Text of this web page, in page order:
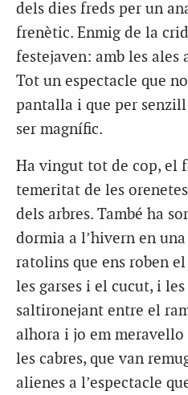
dels dies freds per un
frenètic. Enmig de la
festejaven: amb les
Tot un espectacle que
pantalla i que per
ser magnífic.
Ha vingut tot de cop, el
temeritat de les
dels arbres. També ha
dormia a l’hivern en
ratolins que ens roben
les garses i el cucut, i
saltironejant entre el
alhora i jo em
les cabres, que van
alienes a l’espectacle